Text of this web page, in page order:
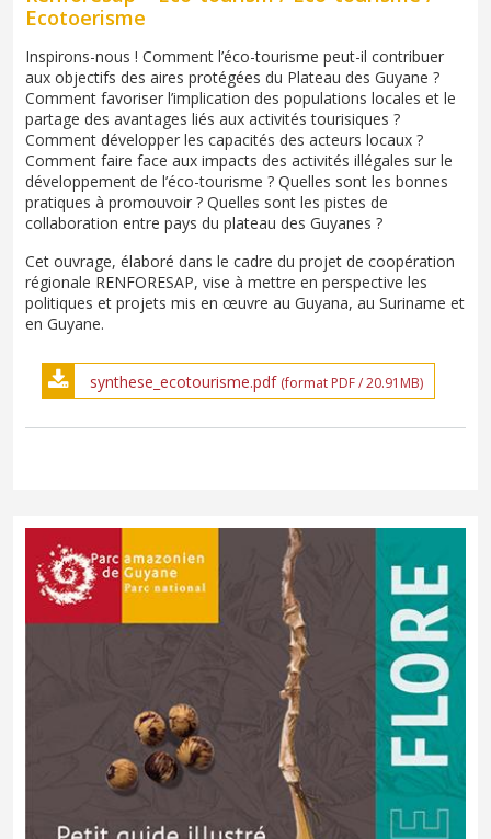
Ecotoerisme
Inspirons-nous ! Comment l’éco-tourisme peut-il contribuer
aux objectifs des aires protégées du Plateau des Guyane ?
Comment favoriser l’implication des populations locales et le
partage des avantages liés aux activités tourisiques ?
Comment développer les capacités des acteurs locaux ?
Comment faire face aux impacts des activités illégales sur le
développement de l’éco-tourisme ? Quelles sont les bonnes
pratiques à promouvoir ? Quelles sont les pistes de
collaboration entre pays du plateau des Guyanes ?
Cet ouvrage, élaboré dans le cadre du projet de coopération
régionale RENFORESAP, vise à mettre en perspective les
politiques et projets mis en œuvre au Guyana, au Suriname et
en Guyane.
synthese_ecotourisme.pdf (format PDF / 20.91MB)